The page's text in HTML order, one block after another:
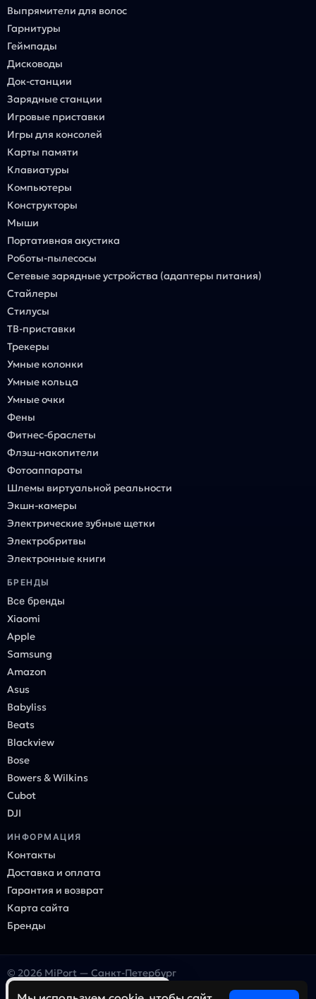
Выпрямители для волос
Гарнитуры
Геймпады
Дисководы
Док-станции
Зарядные станции
Игровые приставки
Игры для консолей
Карты памяти
Клавиатуры
Компьютеры
Конструкторы
Мыши
Портативная акустика
Роботы-пылесосы
Сетевые зарядные устройства (адаптеры питания)
Стайлеры
Стилусы
ТВ-приставки
Трекеры
Умные колонки
Умные кольца
Умные очки
Фены
Фитнес-браслеты
Флэш-накопители
Фотоаппараты
Шлемы виртуальной реальности
Экшн-камеры
Электрические зубные щетки
Электробритвы
Электронные книги
БРЕНДЫ
Все бренды
Xiaomi
Apple
Samsung
Amazon
Asus
Babyliss
Beats
Blackview
Bose
Bowers & Wilkins
Cubot
DJI
ИНФОРМАЦИЯ
Контакты
Доставка и оплата
Гарантия и возврат
Карта сайта
Бренды
© 2026 MiPort — Санкт-Петербург
Онлайн-магазин электроники и гаджетов
Ваш город — Санкт-Петербург?